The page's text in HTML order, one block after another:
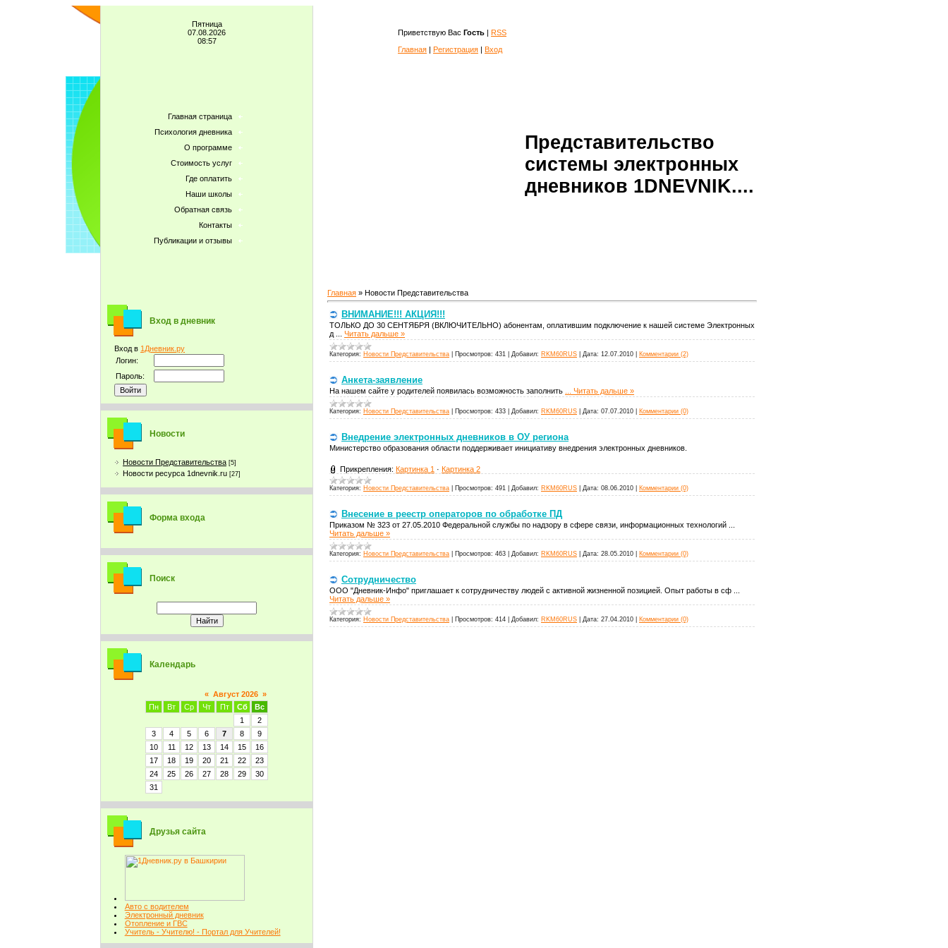
Пятница
07.08.2026
08:57
Главная страница
Психология дневника
О программе
Стоимость услуг
Где оплатить
Наши школы
Обратная связь
Контакты
Публикации и отзывы
Вход в дневник
Вход в 1Дневник.ру
Логин:
Пароль:
Новости
Новости Представительства [5]
Новости ресурса 1dnevnik.ru [27]
Форма входа
Поиск
Календарь
« Август 2026 »
Пн
Вт Ср Чт Пт Сб
Вс
1
2
3
4 5 6 7 8
9
10
11 12 13 14 15
16
17
18 19 20 21 22
23
24
25 26 27 28 29
30
31
Друзья сайта
Авто с водителем
Электронный дневник
Отопление и ГВС
Учитель - Учителю! - Портал для Учителей!
Приветствую Вас Гость | RSS
Главная | Регистрация | Вход
Представительство
системы электронных
дневников 1DNEVNIK....
Главная » Новости Представительства
ВНИМАНИЕ!!! АКЦИЯ!!!
ТОЛЬКО ДО 30 СЕНТЯБРЯ (ВКЛЮЧИТЕЛЬНО) абонентам, оплатившим подключение к нашей системе Электронных
д
Читать дальше »
Категория: Новости Представительства Просмотров: 431 Добавил: RKM60RUS Дата: 12.07.2010 Комментарии (2)
Анкета-заявление
На нашем сайте у родителей появилась возможность заполнить Читать дальше »
Категория: Новости Представительства Просмотров: 433 Добавил: RKM60RUS Дата: 07.07.2010 Комментарии (0)
Внедрение электронных дневников в ОУ региона
Министерство образования области поддерживает инициативу внедрения электронных дневников.
Прикрепления: Картинка 1 · Картинка 2
Категория: Новости Представительства Просмотров: 491 Добавил: RKM60RUS Дата: 08.06.2010 Комментарии (0)
Внесение в реестр операторов по обработке ПД
Приказом № 323 от 27.05.2010 Федеральной службы по надзору в сфере связи, информационных технологий
Читать дальше »
Категория: Новости Представительства Просмотров: 463 Добавил: RKM60RUS Дата: 28.05.2010 Комментарии (0)
Сотрудничество
ООО "Дневник-Инфо" приглашает к сотрудничеству людей с активной жизненной позицией. Опыт работы в сф
Читать дальше »
Категория: Новости Представительства Просмотров: 414 Добавил: RKM60RUS Дата: 27.04.2010 Комментарии (0)